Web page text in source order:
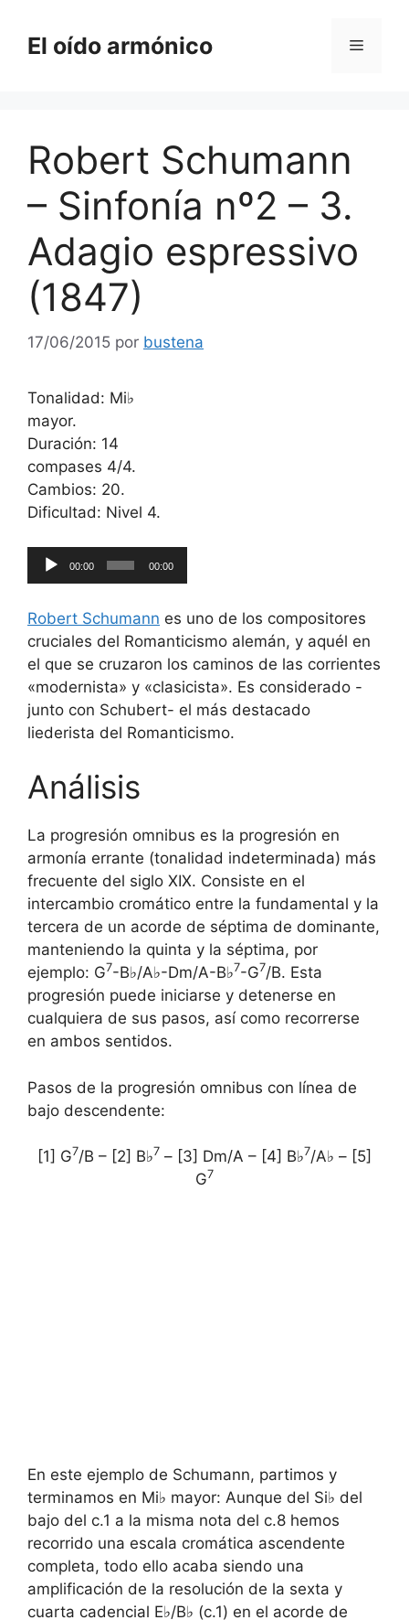
contenido
El oído armónico Menú
Robert Schumann
– Sinfonía nº2 – 3.
Adagio espressivo
(1847)
17/06/2015 por bustena
Tonalidad: Mi♭
mayor.
Duración: 14
compases 4/4.
Cambios: 20.
Dificultad: Nivel 4.
Reproductor
de
00:00 00:00
Robert Schumann es uno de los compositores
cruciales del Romanticismo alemán, y aquél en
el que se cruzaron los caminos de las corrientes
«modernista» y «clasicista». Es considerado -
junto con Schubert- el más destacado
liederista del Romanticismo.
Análisis
La progresión omnibus es la progresión en
armonía errante (tonalidad indeterminada) más
frecuente del siglo XIX. Consiste en el
intercambio cromático entre la fundamental y la
tercera de un acorde de séptima de dominante,
manteniendo la quinta y la séptima, por
ejemplo: G7-B♭/A♭-Dm/A-B♭7-G7/B. Esta
progresión puede iniciarse y detenerse en
cualquiera de sus pasos, así como recorrerse
en ambos sentidos.
Pasos de la progresión omnibus con línea de
bajo descendente:
[1] G7/B – [2] B♭7 – [3] Dm/A – [4] B♭7/A♭ – [5]
G7
En este ejemplo de Schumann, partimos y
terminamos en Mi♭ mayor: Aunque del Si♭ del
bajo del c.1 a la misma nota del c.8 hemos
recorrido una escala cromática ascendente
completa, todo ello acaba siendo una
amplificación de la resolución de la sexta y
cuarta cadencial E♭/B♭ (c.1) en el acorde de